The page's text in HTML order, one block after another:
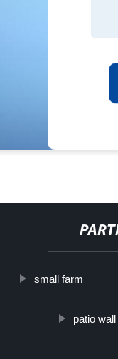
small farm
patio